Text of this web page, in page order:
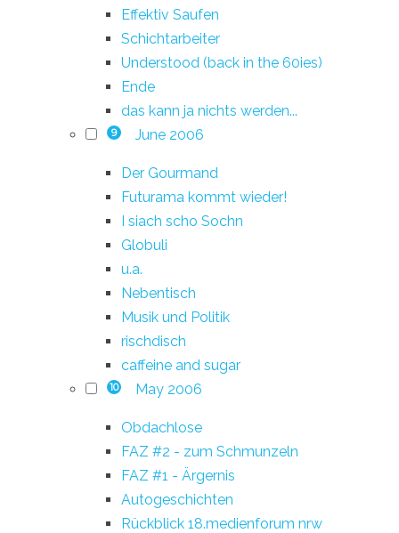
Effektiv Saufen
Schichtarbeiter
Understood (back in the 60ies)
Ende
das kann ja nichts werden...
9 June 2006
Der Gourmand
Futurama kommt wieder!
I siach scho Sochn
Globuli
u.a.
Nebentisch
Musik und Politik
rischdisch
caffeine and sugar
10 May 2006
Obdachlose
FAZ #2 - zum Schmunzeln
FAZ #1 - Ärgernis
Autogeschichten
Rückblick 18.medienforum nrw